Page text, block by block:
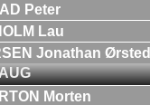
Peter
Lau
Jonathan
Morten